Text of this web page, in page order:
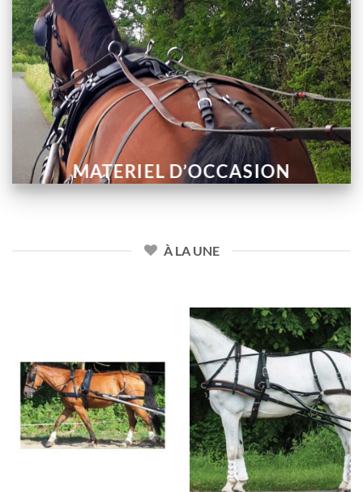
MATERIEL D’OCCASION
À LA UNE